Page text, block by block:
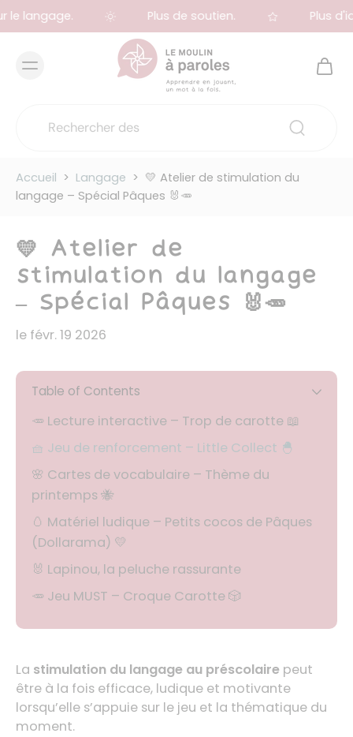
le langage. Plus de soutien. Plus
Accueil > Langage > 💛 Atelier de stimulation du
langage – Spécial Pâques 🐰🥕
💛 Atelier de
stimulation du langage
– Spécial Pâques 🐰🥕
le févr. 19 2026
Table of Contents
🥕 Lecture interactive – Trop de carotte 📖
🧺 Jeu de renforcement – Little Collect 🐣
🌸 Cartes de vocabulaire – Thème du
printemps 🐝
🥚 Matériel ludique – Petits cocos de Pâques
(Dollarama) 💛
🐰 Lapinou, la peluche rassurante
🥕 Jeu MUST – Croque Carotte 🎲
La stimulation du langage au préscolaire peut
être à la fois efficace, ludique et motivante
lorsqu’elle s’appuie sur le jeu et la thématique du
moment.